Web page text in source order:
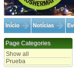
Início Notícias
Page Categories
Show all
Prueba